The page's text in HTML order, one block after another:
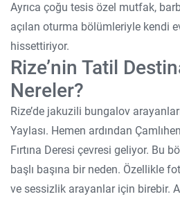
Ayrıca çoğu tesis özel mutfak,
açılan oturma bölümleriyle kendi
hissettiriyor.
Rize’nin Tatil
Nereler?
Rize’de jakuzili bungalov
Yaylası. Hemen ardından
Fırtına Deresi çevresi geliyor. Bu
başlı başına bir neden. Özellikle
ve sessizlik arayanlar için birebir.